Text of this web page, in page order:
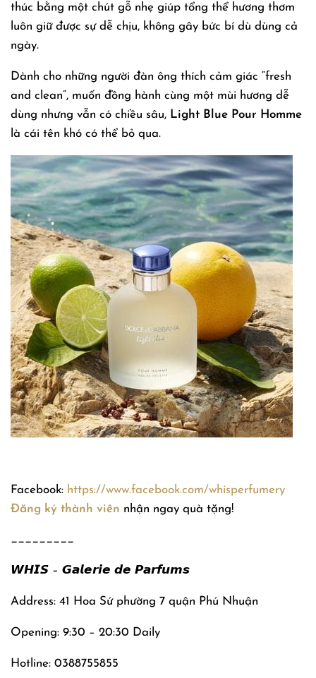
thúc bằng một chút gỗ nhẹ giúp tổng thể hương thơm
luôn giữ được sự dễ chịu, không gây bức bí dù dùng cả
ngày.
Dành cho những người đàn ông thích cảm giác “fresh
and clean”, muốn đồng hành cùng một mùi hương dễ
dùng nhưng vẫn có chiều sâu, Light Blue Pour Homme
là cái tên khó có thể bỏ qua.
Facebook: https://www.facebook.com/whisperfumery
Đăng ký thành viên nhận ngay quà tặng!
_________
𝙒𝙃𝙄𝙎 – 𝙂𝙖𝙡𝙚𝙧𝙞𝙚 𝙙𝙚 𝙋𝙖𝙧𝙛𝙪𝙢𝙨
Address: 41 Hoa Sứ phường 7 quận Phú Nhuận
Opening: 9:30 – 20:30 Daily
Hotline: 0388755855